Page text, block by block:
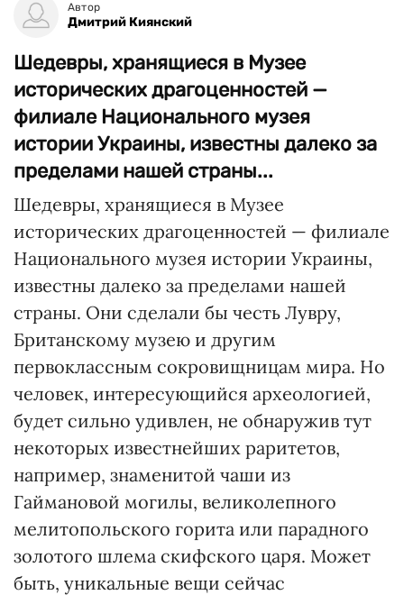
Автор
Дмитрий Киянский
Шедевры, хранящиеся в Музее
исторических драгоценностей —
филиале Национального музея
истории Украины, известны далеко за
пределами нашей страны...
Шедевры, хранящиеся в Музее
исторических драгоценностей — филиале
Национального музея истории Украины,
известны далеко за пределами нашей
страны. Они сделали бы честь Лувру,
Британскому музею и другим
первоклассным сокровищницам мира. Но
человек, интересующийся археологией,
будет сильно удивлен, не обнаружив тут
некоторых известнейших раритетов,
например, знаменитой чаши из
Гаймановой могилы, великолепного
мелитопольского горита или парадного
золотого шлема скифского царя. Может
быть, уникальные вещи сейчас